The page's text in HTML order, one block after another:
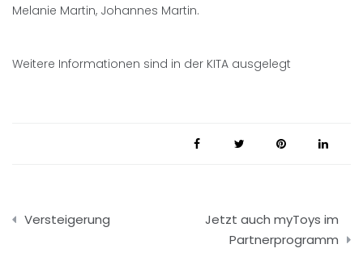
Melanie Martin, Johannes Martin.
Weitere Informationen sind in der KITA ausgelegt
Beitragsnavigation
Versteigerung
Jetzt auch myToys im
Partnerprogramm